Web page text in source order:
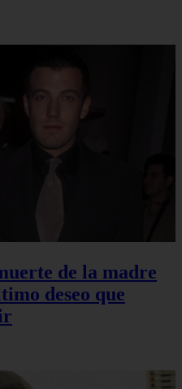
de la madre
deseo que